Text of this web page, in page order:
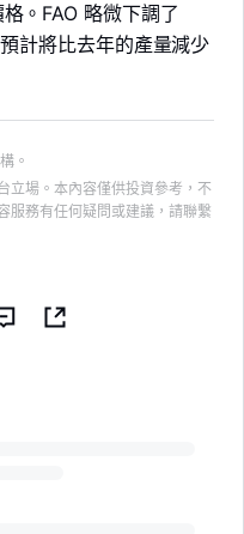
。FAO 略微下調了
計將比去年的產量減少
。
立場。本內容僅供投資參考，不
服務有任何疑問或建議，請聯繫